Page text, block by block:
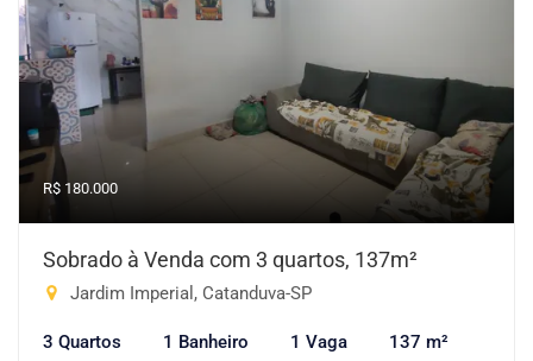
R$ 180.000
Sobrado à Venda com 3 quartos, 137m²
Jardim Imperial, Catanduva-SP
3 Quartos 1 Banheiro 1 Vaga 137 m²